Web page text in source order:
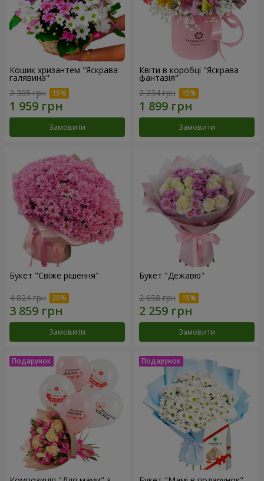
Кошик хризантем "Яскрава
галявина"
2 305 грн
Замовити
Квіти в коробці "Яскрава
фантазія"
2 234 грн
Замовити
Букет "Свіже рішення"
4 824 грн
Замовити
Букет "Дежавю"
2 658 грн
Замовити